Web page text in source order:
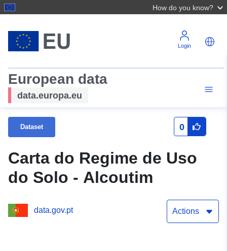
How do you know?
Login
European data
data.europa.eu
Dataset 0
Carta do Regime de Uso
do Solo - Alcoutim
data.gov.pt Actions